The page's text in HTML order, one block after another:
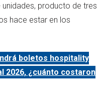
producto de tres
hace estar en los
boletos hospitality
2026, ¿cuánto costaron